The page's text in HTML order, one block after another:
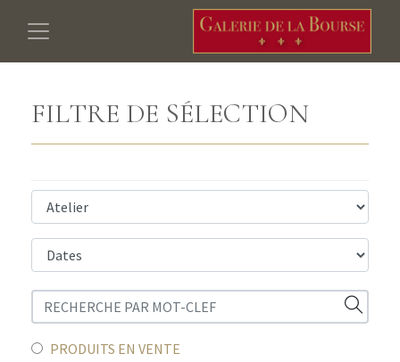
FILTRE DE SÉLECTION
PRODUITS EN VENTE